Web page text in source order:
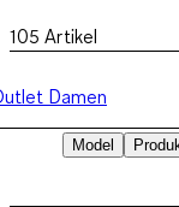
105 Artikel
Damen
Model